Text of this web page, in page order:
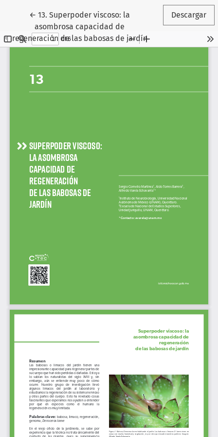
←Volver a los detalles del artículo
13. Superpoder viscoso: la
asombrosa capacidad de
regeneración de las babosas de jardín
Descargar